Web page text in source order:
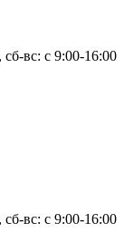
вс: c 9:00-16:00
вс: c 9:00-16:00